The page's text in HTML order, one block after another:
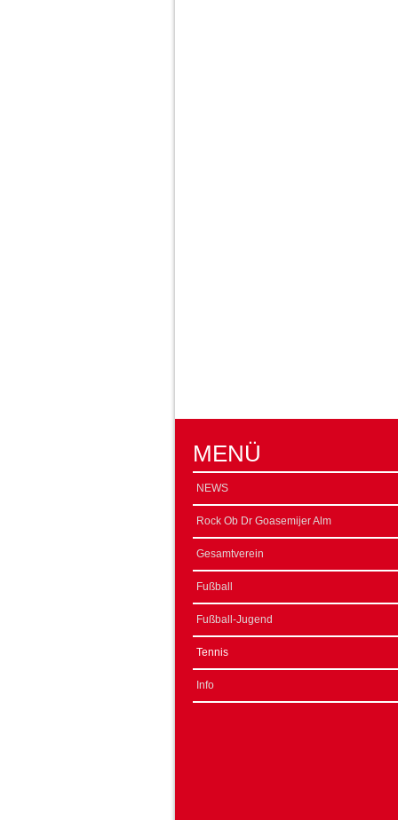
MENÜ
NEWS
Rock Ob Dr Goasemijer Alm
Gesamtverein
Fußball
Fußball-Jugend
Tennis
Info